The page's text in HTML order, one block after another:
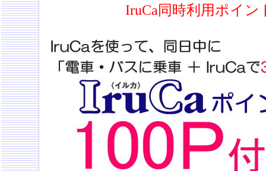
IruCa同時利用ポイ